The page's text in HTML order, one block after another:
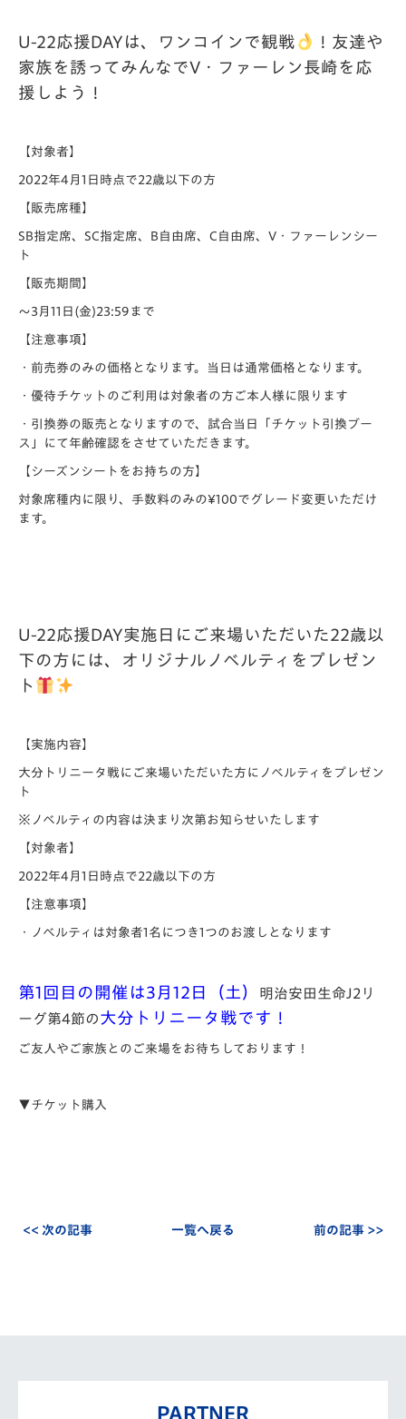
U-22応援DAYは、ワンコインで観戦
！友達や
家族を誘ってみんなでV・ファーレン長崎を応
援しよう！
【対象者】
2022年4月1日時点で22歳以下の方
【販売席種】
SB指定席、SC指定席、B自由席、C自由席、V・ファーレンシー
ト
【販売期間】
～3月11日(金)23:59まで
【注意事項】
・前売券のみの価格となります。当日は通常価格となります。
・優待チケットのご利用は対象者の方ご本人様に限ります
・引換券の販売となりますので、試合当日「チケット引換ブー
ス」にて年齢確認をさせていただきます。
【シーズンシートをお持ちの方】
対象席種内に限り、手数料のみの¥100でグレード変更いただけ
ます。
U-22応援DAY実施日にご来場いただいた22歳以
下の方には、オリジナルノベルティをプレゼン
ト
【実施内容】
大分トリニータ戦にご来場いただいた方にノベルティをプレゼン
ト
※ノベルティの内容は決まり次第お知らせいたします
【対象者】
2022年4月1日時点で22歳以下の方
【注意事項】
・ノベルティは対象者1名につき1つのお渡しとなります
第1回目の開催は3月12日（土）
明治安田生命J2リ
ーグ第4節の大分トリニータ戦です！
ご友人やご家族とのご来場をお待ちしております！
▼チケット購入
<< 次の記事 一覧へ戻る 前の記事 >>
PARTNER